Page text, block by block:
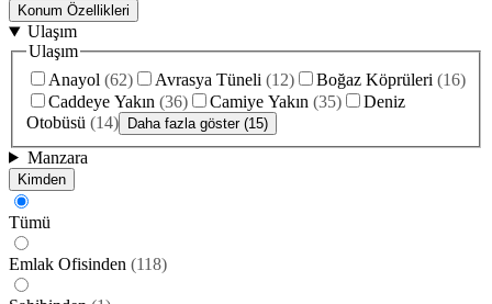
Konum Özellikleri
Ulaşım
Ulaşım
Anayol (62) Avrasya Tüneli (12) Boğaz Köprüleri (16)
Caddeye Yakın (36) Camiye Yakın (35)
Deniz
Otobüsü (14) Daha fazla göster (15)
Manzara
Kimden
Tümü
Emlak Ofisinden (118)